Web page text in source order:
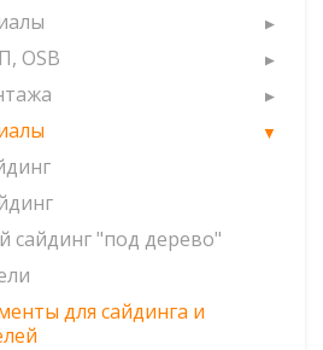
OSB
сайдинг "под дерево"
для сайдинга и